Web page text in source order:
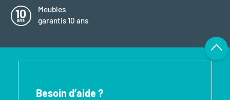
Meubles
garantis 10 ans
Besoin d’aide ?